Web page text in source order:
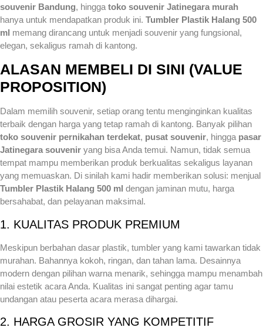
souvenir Bandung, hingga toko souvenir Jatinegara murah
hanya untuk mendapatkan produk ini. Tumbler Plastik Halang 500
ml memang dirancang untuk menjadi souvenir yang fungsional,
elegan, sekaligus ramah di kantong.
ALASAN MEMBELI DI SINI (VALUE
PROPOSITION)
Dalam memilih souvenir, setiap orang tentu menginginkan kualitas
terbaik dengan harga yang tetap ramah di kantong. Banyak pilihan
toko souvenir pernikahan terdekat, pusat souvenir, hingga pasar
Jatinegara souvenir yang bisa Anda temui. Namun, tidak semua
tempat mampu memberikan produk berkualitas sekaligus layanan
yang memuaskan. Di sinilah kami hadir memberikan solusi: menjual
Tumbler Plastik Halang 500 ml dengan jaminan mutu, harga
bersahabat, dan pelayanan maksimal.
1. KUALITAS PRODUK PREMIUM
Meskipun berbahan dasar plastik, tumbler yang kami tawarkan tidak
murahan. Bahannya kokoh, ringan, dan tahan lama. Desainnya
modern dengan pilihan warna menarik, sehingga mampu menambah
nilai estetik acara Anda. Kualitas ini sangat penting agar tamu
undangan atau peserta acara merasa dihargai.
2. HARGA GROSIR YANG KOMPETITIF